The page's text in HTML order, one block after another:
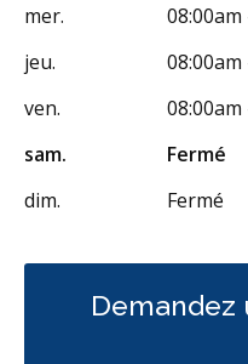
mer.
08:00am
jeu.
08:00am
ven.
08:00am
sam.
Fermé
dim.
Fermé
Demandez